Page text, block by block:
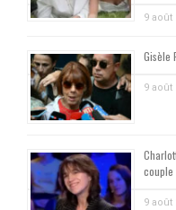
9 août
Gisèle
9 août
couple
9 août